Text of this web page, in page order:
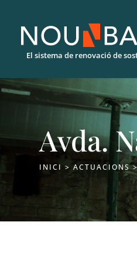
El sistema de renovació de
Avda.
INICI >ACTUACIONS